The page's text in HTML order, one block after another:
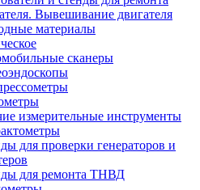
Вывешивание двигателя
материалы
сканеры
измерительные инструменты
для проверки генераторов и
для ремонта ТНВД